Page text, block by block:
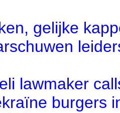
gelijke
lawmaker
burgers